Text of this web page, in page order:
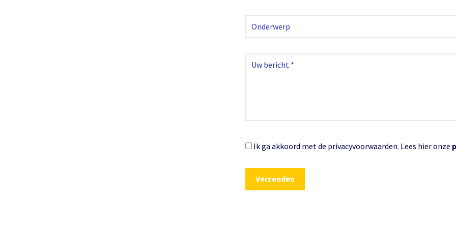
Ik ga akkoord met de privacyvoorwaarden. Lees hier onze